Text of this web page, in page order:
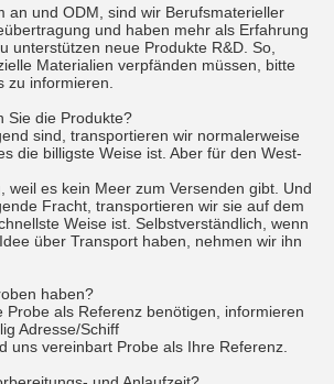
an und ODM, sind wir Berufsmaterieller
und haben mehr als Erfahrung
unterstützen neue Produkte R&D. So,
Materialien verpfänden müssen, bitte
zu informieren.
Sie die Produkte?
sind, transportieren wir normalerweise
die billigste Weise ist. Aber für den West-
weil es kein Meer zum Versenden gibt. Und
Fracht, transportieren wir sie auf dem
Weise ist. Selbstverständlich, wenn
über Transport haben, nehmen wir ihn
haben?
Probe als Referenz benötigen, informieren
Adresse/Schiff
uns vereinbart Probe als Ihre Referenz.